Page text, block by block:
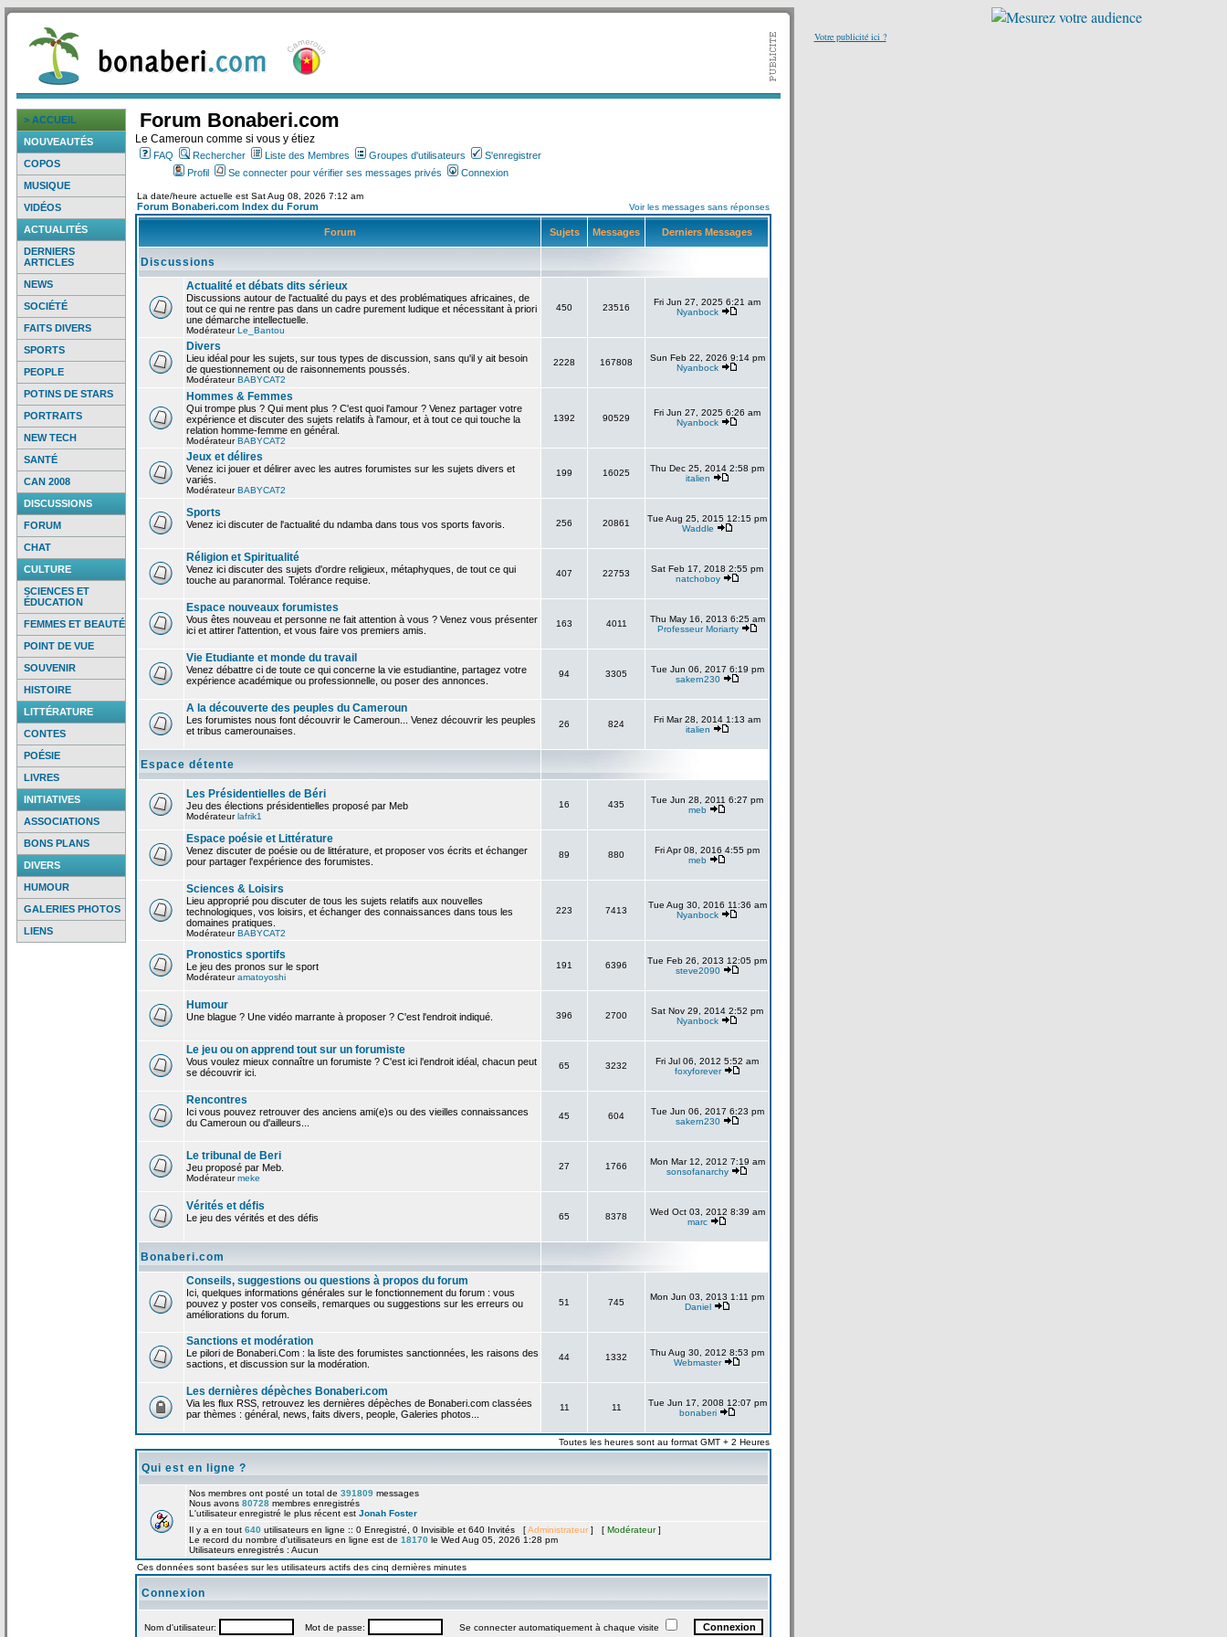
> ACCUEIL
NOUVEAUTÉS
COPOS
MUSIQUE
VIDÉOS
ACTUALITÉS
DERNIERS
ARTICLES
NEWS
SOCIÉTÉ
FAITS DIVERS
SPORTS
PEOPLE
POTINS DE STARS
PORTRAITS
NEW TECH
SANTÉ
CAN 2008
DISCUSSIONS
FORUM
CHAT
CULTURE
SCIENCES ET
ÉDUCATION
FEMMES ET BEAUTÉ
POINT DE VUE
SOUVENIR
HISTOIRE
LITTÉRATURE
CONTES
POÉSIE
LIVRES
INITIATIVES
ASSOCIATIONS
BONS PLANS
DIVERS
HUMOUR
GALERIES PHOTOS
LIENS
Forum Bonaberi.com
Le Cameroun comme si vous y étiez
FAQ Rechercher Liste des Membres Groupes d'utilisateurs
S'enregistrer
Profil
Se connecter pour vérifier ses messages privés Connexion
La date/heure actuelle est Sat Aug 08, 2026 7:12 am
Forum Bonaberi.com Index du Forum Voir les messages sans réponses
Forum Sujets Messages Derniers Messages
Discussions
Actualité et débats dits sérieux
Discussions autour de l'actualité du pays et des problématiques africaines, de
tout ce qui ne rentre pas dans un cadre purement ludique et nécessitant à priori
une démarche intellectuelle.
ModérateurLe_Bantou
450 23516
Fri Jun 27, 2025 6:21 am
Nyanbock
Divers
Lieu idéal pour les sujets, sur tous types de discussion, sans qu'il y ait besoin
de questionnement ou de raisonnements poussés.
ModérateurBABYCAT2
2228 167808
Sun Feb 22, 2026 9:14 pm
Nyanbock
Hommes & Femmes
Qui trompe plus ? Qui ment plus ? C'est quoi l'amour ? Venez partager votre
expérience et discuter des sujets relatifs à l'amour, et à tout ce qui touche la
relation homme-femme en général.
ModérateurBABYCAT2
1392 90529
Fri Jun 27, 2025 6:26 am
Nyanbock
Jeux et délires
Venez ici jouer et délirer avec les autres forumistes sur les sujets divers et
variés.
ModérateurBABYCAT2
199 16025
Thu Dec 25, 2014 2:58 pm
italien
Sports
Venez ici discuter de l'actualité du ndamba dans tous vos sports favoris. 256 20861
Tue Aug 25, 2015 12:15 pm
Waddle
Réligion et Spiritualité
Venez ici discuter des sujets d'ordre religieux, métaphyques, de tout ce qui
touche au paranormal. Tolérance requise.
407 22753
Sat Feb 17, 2018 2:55 pm
natchoboy
Espace nouveaux forumistes
Vous êtes nouveau et personne ne fait attention à vous ? Venez vous présenter
ici et attirer l'attention, et vous faire vos premiers amis.
163 4011
Thu May 16, 2013 6:25 am
Professeur Moriarty
Vie Etudiante et monde du travail
Venez débattre ci de toute ce qui concerne la vie estudiantine, partagez votre
expérience académique ou professionnelle, ou poser des annonces.
94 3305
Tue Jun 06, 2017 6:19 pm
sakern230
A la découverte des peuples du Cameroun
Les forumistes nous font découvrir le Cameroun... Venez découvrir les peuples
et tribus camerounaises.
26 824
Fri Mar 28, 2014 1:13 am
italien
Espace détente
Les Présidentielles de Béri
Jeu des élections présidentielles proposé par Meb
Modérateurlafrik1
16 435
Tue Jun 28, 2011 6:27 pm
meb
Espace poésie et Littérature
Venez discuter de poésie ou de littérature, et proposer vos écrits et échanger
pour partager l'expérience des forumistes.
89 880
Fri Apr 08, 2016 4:55 pm
meb
Sciences & Loisirs
Lieu approprié pou discuter de tous les sujets relatifs aux nouvelles
technologiques, vos loisirs, et échanger des connaissances dans tous les
domaines pratiques.
ModérateurBABYCAT2
223 7413
Tue Aug 30, 2016 11:36 am
Nyanbock
Pronostics sportifs
Le jeu des pronos sur le sport
Modérateuramatoyoshi
191 6396
Tue Feb 26, 2013 12:05 pm
steve2090
Humour
Une blague ? Une vidéo marrante à proposer ? C'est l'endroit indiqué. 396 2700
Sat Nov 29, 2014 2:52 pm
Nyanbock
Le jeu ou on apprend tout sur un forumiste
Vous voulez mieux connaître un forumiste ? C'est ici l'endroit idéal, chacun peut
se découvrir ici.
65 3232
Fri Jul 06, 2012 5:52 am
foxyforever
Rencontres
Ici vous pouvez retrouver des anciens ami(e)s ou des vieilles connaissances
du Cameroun ou d'ailleurs...
45 604
Tue Jun 06, 2017 6:23 pm
sakern230
Le tribunal de Beri
Jeu proposé par Meb.
Modérateurmeke
27 1766
Mon Mar 12, 2012 7:19 am
sonsofanarchy
Vérités et défis
Le jeu des vérités et des défis 65 8378
Wed Oct 03, 2012 8:39 am
marc
Bonaberi.com
Conseils, suggestions ou questions à propos du forum
Ici, quelques informations générales sur le fonctionnement du forum : vous
pouvez y poster vos conseils, remarques ou suggestions sur les erreurs ou
améliorations du forum.
51 745
Mon Jun 03, 2013 1:11 pm
Daniel
Sanctions et modération
Le pilori de Bonaberi.Com : la liste des forumistes sanctionnées, les raisons des
sactions, et discussion sur la modération.
44 1332
Thu Aug 30, 2012 8:53 pm
Webmaster
Les dernières dépèches Bonaberi.com
Via les flux RSS, retrouvez les dernières dépèches de Bonaberi.com classées
par thèmes : général, news, faits divers, people, Galeries photos...
11 11
Tue Jun 17, 2008 12:07 pm
bonaberi
Toutes les heures sont au format GMT + 2 Heures
Qui est en ligne ?
Nos membres ont posté un total de 391809 messages
Nous avons 80728 membres enregistrés
L'utilisateur enregistré le plus récent est Jonah Foster
Il y a en tout 640 utilisateurs en ligne :: 0 Enregistré, 0 Invisible et 640 Invités [Administrateur ] [ Modérateur]
Le record du nombre d'utilisateurs en ligne est de 18170 le Wed Aug 05, 2026 1:28 pm
Utilisateurs enregistrés : Aucun
Ces données sont basées sur les utilisateurs actifs des cinq dernières minutes
Connexion
Nom d'utilisateur: Mot de passe: Se connecter automatiquement à chaque visite
Votre publicité ici ?